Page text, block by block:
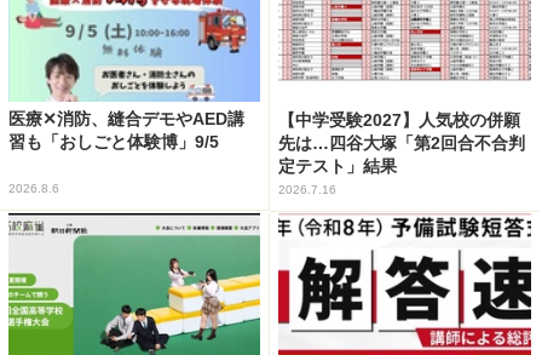
医療✕消防、縫合デモやAED講
習も「おしごと体験博」9/5
2026.8.6
【中学受験2027】人気校の併願
先は…四谷大塚「第2回合不合判
定テスト」結果
2026.7.16